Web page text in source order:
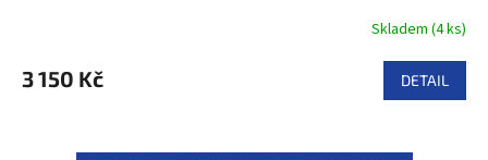
R
M
A
Skladem (4 ks)
3 150 Kč DETAIL